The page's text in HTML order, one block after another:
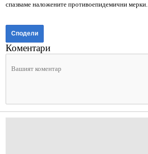
спазваме наложените противоепидемични мерки.
Сподели
Коментари